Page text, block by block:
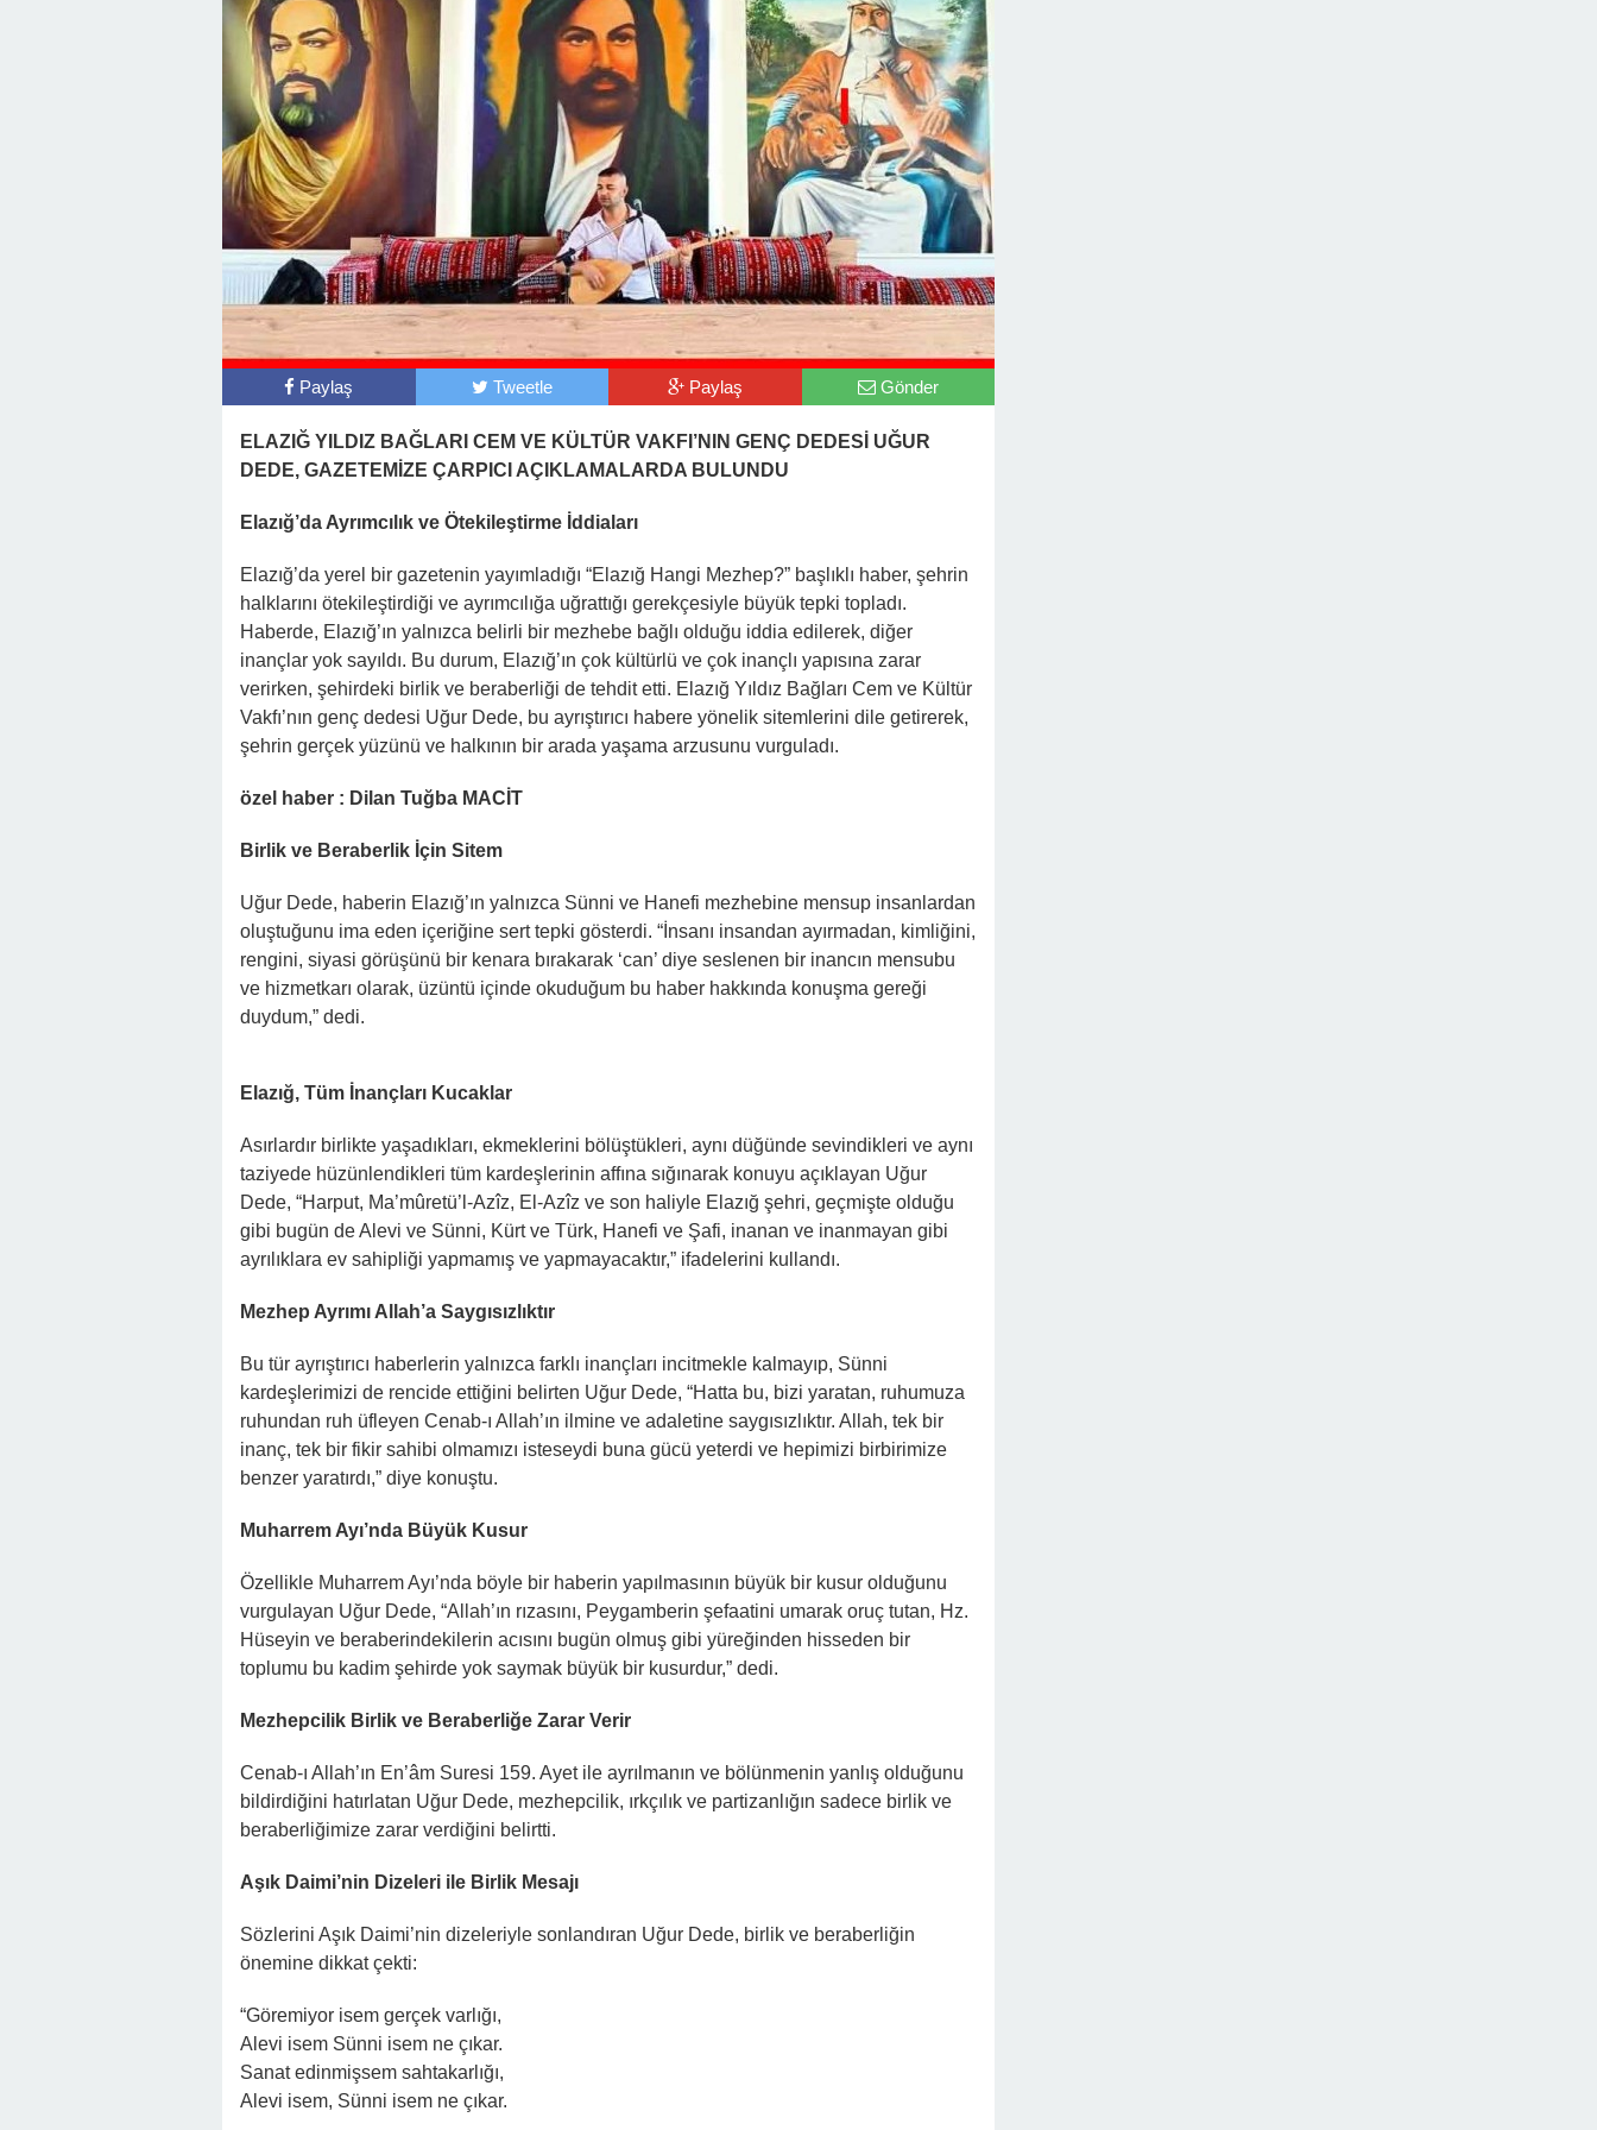
Paylaş Tweetle Paylaş Gönder
ELAZIĞ YILDIZ BAĞLARI CEM VE KÜLTÜR VAKFI’NIN GENÇ DEDESİ UĞUR
DEDE, GAZETEMİZE ÇARPICI AÇIKLAMALARDA BULUNDU
Elazığ’da Ayrımcılık ve Ötekileştirme İddiaları
Elazığ’da yerel bir gazetenin yayımladığı “Elazığ Hangi Mezhep?” başlıklı haber, şehrin
halklarını ötekileştirdiği ve ayrımcılığa uğrattığı gerekçesiyle büyük tepki topladı.
Haberde, Elazığ’ın yalnızca belirli bir mezhebe bağlı olduğu iddia edilerek, diğer
inançlar yok sayıldı. Bu durum, Elazığ’ın çok kültürlü ve çok inançlı yapısına zarar
verirken, şehirdeki birlik ve beraberliği de tehdit etti. Elazığ Yıldız Bağları Cem ve Kültür
Vakfı’nın genç dedesi Uğur Dede, bu ayrıştırıcı habere yönelik sitemlerini dile getirerek,
şehrin gerçek yüzünü ve halkının bir arada yaşama arzusunu vurguladı.
özel haber : Dilan Tuğba MACİT
Birlik ve Beraberlik İçin Sitem
Uğur Dede, haberin Elazığ’ın yalnızca Sünni ve Hanefi mezhebine mensup insanlardan
oluştuğunu ima eden içeriğine sert tepki gösterdi. “İnsanı insandan ayırmadan, kimliğini,
rengini, siyasi görüşünü bir kenara bırakarak ‘can’ diye seslenen bir inancın mensubu
ve hizmetkarı olarak, üzüntü içinde okuduğum bu haber hakkında konuşma gereği
duydum,” dedi.
Elazığ, Tüm İnançları Kucaklar
Asırlardır birlikte yaşadıkları, ekmeklerini bölüştükleri, aynı düğünde sevindikleri ve aynı
taziyede hüzünlendikleri tüm kardeşlerinin affına sığınarak konuyu açıklayan Uğur
Dede, “Harput, Ma’mûretü’l-Azîz, El-Azîz ve son haliyle Elazığ şehri, geçmişte olduğu
gibi bugün de Alevi ve Sünni, Kürt ve Türk, Hanefi ve Şafi, inanan ve inanmayan gibi
ayrılıklara ev sahipliği yapmamış ve yapmayacaktır,” ifadelerini kullandı.
Mezhep Ayrımı Allah’a Saygısızlıktır
Bu tür ayrıştırıcı haberlerin yalnızca farklı inançları incitmekle kalmayıp, Sünni
kardeşlerimizi de rencide ettiğini belirten Uğur Dede, “Hatta bu, bizi yaratan, ruhumuza
ruhundan ruh üfleyen Cenab-ı Allah’ın ilmine ve adaletine saygısızlıktır. Allah, tek bir
inanç, tek bir fikir sahibi olmamızı isteseydi buna gücü yeterdi ve hepimizi birbirimize
benzer yaratırdı,” diye konuştu.
Muharrem Ayı’nda Büyük Kusur
Özellikle Muharrem Ayı’nda böyle bir haberin yapılmasının büyük bir kusur olduğunu
vurgulayan Uğur Dede, “Allah’ın rızasını, Peygamberin şefaatini umarak oruç tutan, Hz.
Hüseyin ve beraberindekilerin acısını bugün olmuş gibi yüreğinden hisseden bir
toplumu bu kadim şehirde yok saymak büyük bir kusurdur,” dedi.
Mezhepcilik Birlik ve Beraberliğe Zarar Verir
Cenab-ı Allah’ın En’âm Suresi 159. Ayet ile ayrılmanın ve bölünmenin yanlış olduğunu
bildirdiğini hatırlatan Uğur Dede, mezhepcilik, ırkçılık ve partizanlığın sadece birlik ve
beraberliğimize zarar verdiğini belirtti.
Aşık Daimi’nin Dizeleri ile Birlik Mesajı
Sözlerini Aşık Daimi’nin dizeleriyle sonlandıran Uğur Dede, birlik ve beraberliğin
önemine dikkat çekti:
“Göremiyor isem gerçek varlığı,
Alevi isem Sünni isem ne çıkar.
Sanat edinmişsem sahtakarlığı,
Alevi isem, Sünni isem ne çıkar.